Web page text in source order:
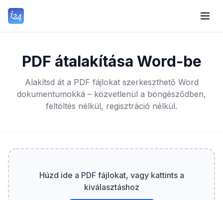
PDF átalakítása Word-be
Alakítsd át a PDF fájlokat szerkeszthető Word
dokumentumokká – közvetlenül a böngésződben,
feltöltés nélkül, regisztráció nélkül.
Húzd ide a PDF fájlokat, vagy kattints a
kiválasztáshoz